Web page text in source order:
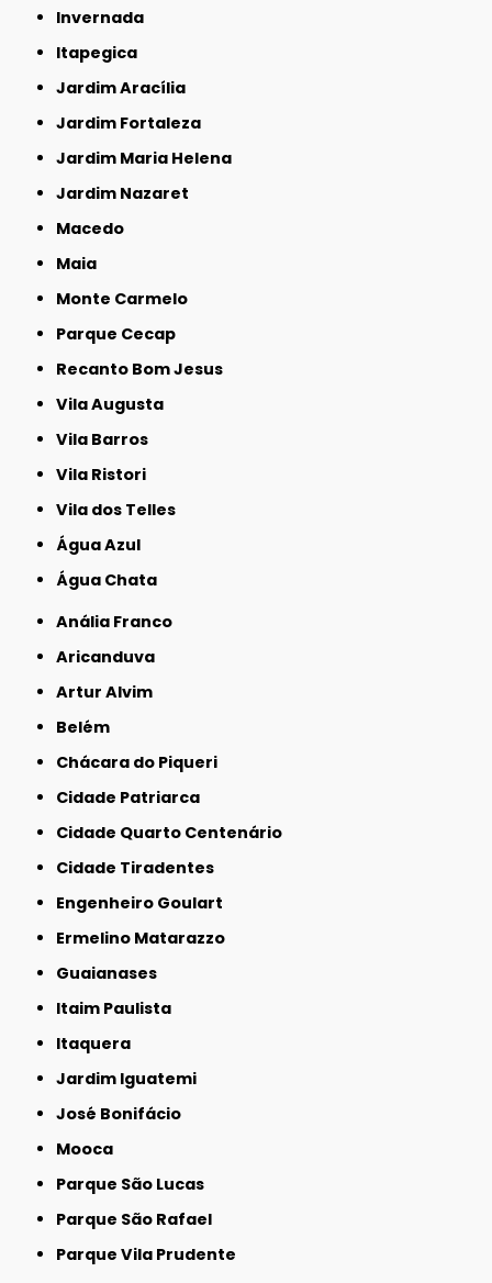
Invernada
Itapegica
Jardim Aracília
Jardim Fortaleza
Jardim Maria Helena
Jardim Nazaret
Macedo
Maia
Monte Carmelo
Parque Cecap
Recanto Bom Jesus
Vila Augusta
Vila Barros
Vila Ristori
Vila dos Telles
Água Azul
Água Chata
Anália Franco
Aricanduva
Artur Alvim
Belém
Chácara do Piqueri
Cidade Patriarca
Cidade Quarto Centenário
Cidade Tiradentes
Engenheiro Goulart
Ermelino Matarazzo
Guaianases
Itaim Paulista
Itaquera
Jardim Iguatemi
José Bonifácio
Mooca
Parque São Lucas
Parque São Rafael
Parque Vila Prudente